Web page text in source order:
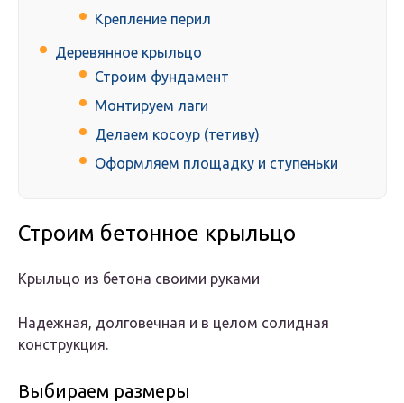
Крепление перил
Деревянное крыльцо
Строим фундамент
Монтируем лаги
Делаем косоур (тетиву)
Оформляем площадку и ступеньки
Строим бетонное крыльцо
Крыльцо из бетона своими руками
Надежная, долговечная и в целом солидная
конструкция.
Выбираем размеры